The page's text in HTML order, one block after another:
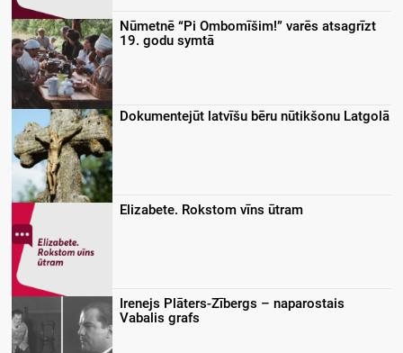
Nūmetnē “Pi Ombomīšim!” varēs atsagrīzt
19. godu symtā
Dokumentejūt latvīšu bēru nūtikšonu Latgolā
Elizabete. Rokstom vīns ūtram
Irenejs Plāters-Zībergs – naparostais
Vabalis grafs